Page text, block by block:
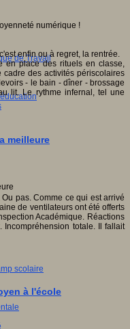
de Travail
scolaire
enfin ou à regret, la rentrée.
en place des rituels en classe,
des activités périscolaires
- le bain - dîner - brossage
lit. Le rythme infernal, tel une
meilleure
pas. Comme ce qui est arrivé
de ventilateurs ont été offerts
Académique. Réactions
totale. Il fallait
à l'école